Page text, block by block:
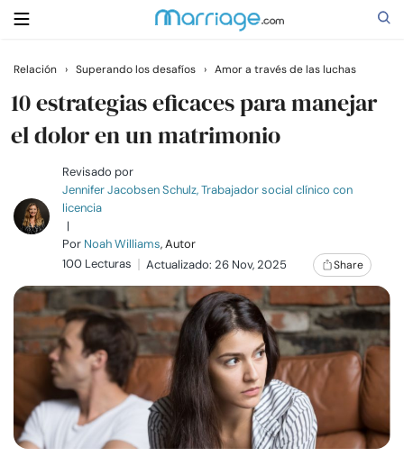
Buscar
Casarse
Relaciones
Familia
Ayuda
Cursos
Recursos
Relación › Superando los desafíos › Amor a través de las luchas
10 estrategias eficaces para manejar
el dolor en un matrimonio
Revisado por
Jennifer Jacobsen Schulz, Trabajador social clínico con
licencia
|
Por Noah Williams, Autor
100 Lecturas
Actualizado: 26 Nov, 2025 Share